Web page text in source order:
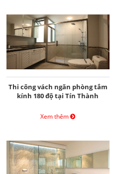
Thi công vách ngăn phòng tắm
kính 180 độ tại Tín Thành
Xem thêm